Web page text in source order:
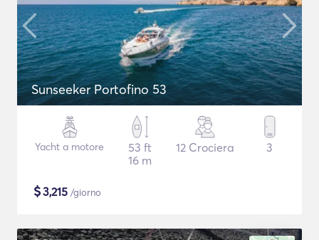
Sunseeker Portofino 53
Yacht a motore
53 ft
16 m
12 Crociera 3
$3,215 /giorno